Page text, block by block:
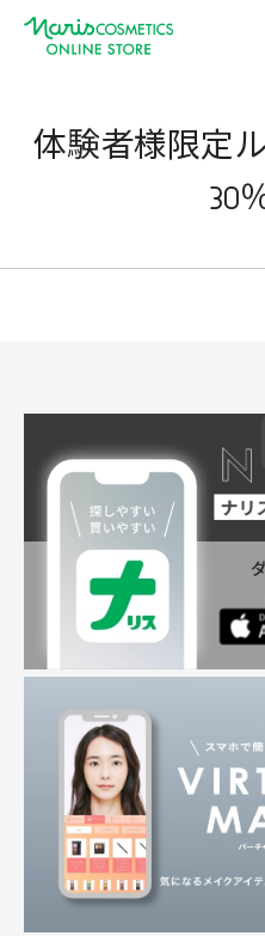
体験者様限定
30